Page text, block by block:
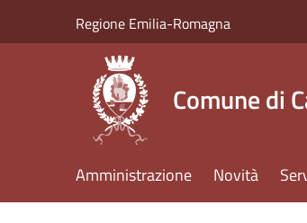
Regione Emilia-Romagna
Comune di
Amministrazione Novità